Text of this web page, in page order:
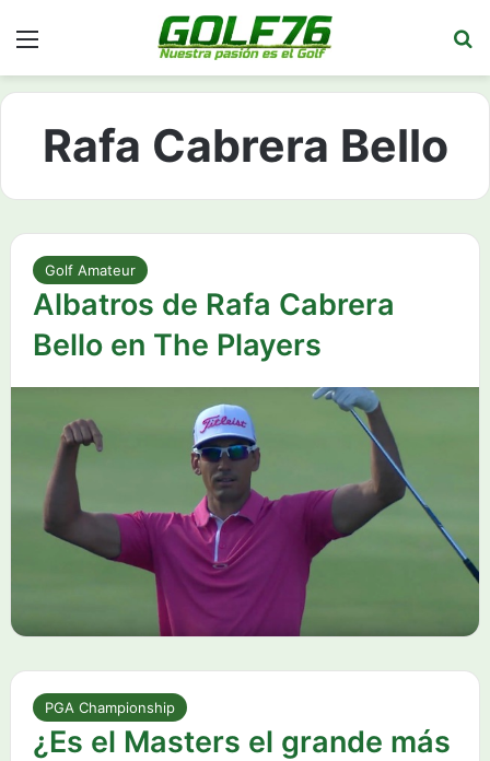
Rafa Cabrera Bello
Golf Amateur
Albatros de Rafa Cabrera
Bello en The Players
PGA Championship
¿Es el Masters el grande más